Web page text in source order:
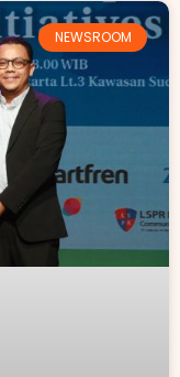
NEWSROOM